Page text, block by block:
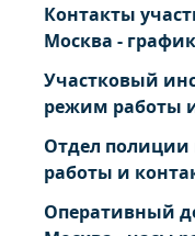
Контакты
Москва -
Участковый
режим работы
Отдел полиции
работы и
Оперативный